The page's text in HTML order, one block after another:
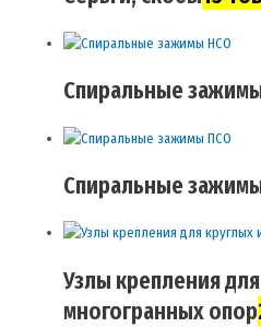
Спиральные
Спиральные
Узлы крепления
многогранных опор